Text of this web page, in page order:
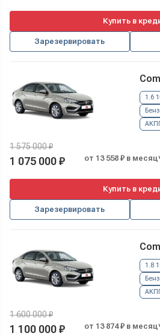
Купить в
Зарезервировать
1.6
1 575 000 ₽
1 075 000 ₽ от 13 558 ₽ в
Купить в
Зарезервировать
1.8
1 600 000 ₽
1 100 000 ₽ от 13 874 ₽ в